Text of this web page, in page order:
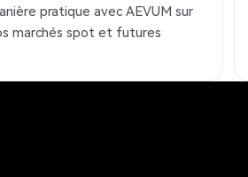
pratique avec AEVUM sur
marchés spot et futures